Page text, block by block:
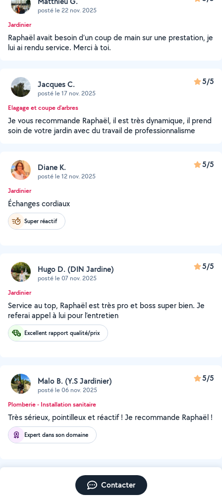
posté le 22 nov. 2025
Jardinier
Raphaël avait besoin d’un coup de main sur une prestation, je
lui ai rendu service. Merci à toi.
Jacques C.
posté le 17 nov. 2025
5/5
Elagage et coupe d'arbres
Je vous recommande Raphaël, il est très dynamique, il prend
soin de votre jardin avec du travail de professionnalisme
Diane K.
posté le 12 nov. 2025
5/5
Jardinier
Échanges cordiaux
Super réactif
Hugo D. (DIN Jardine)
posté le 07 nov. 2025
5/5
Jardinier
Service au top, Raphaël est très pro et boss super bien. Je
referai appel à lui pour l’entretien
Excellent rapport qualité/prix
Malo B. (Y.S Jardinier)
posté le 06 nov. 2025
5/5
Plomberie - Installation sanitaire
Très sérieux, pointilleux et réactif ! Je recommande Raphaël !
Expert dans son domaine
Contacter